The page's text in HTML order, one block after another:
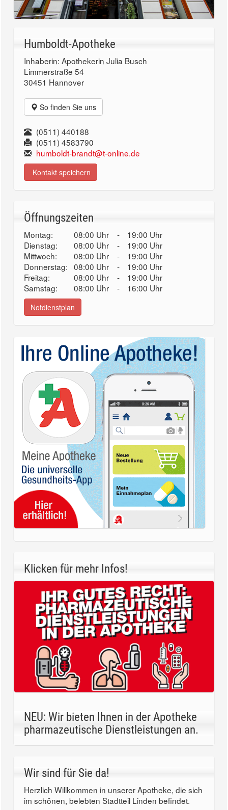
Humboldt-Apotheke
Inhaberin: Apothekerin Julia Busch
Limmerstraße 54
30451 Hannover
So finden Sie uns
(0511) 440188
(0511) 4583790
humboldt-brandt@t-online.de
Kontakt speichern
Öffnungszeiten
Montag: 08:00 Uhr -
19:00 Uhr
Dienstag:
08:00 Uhr -
19:00 Uhr
Mittwoch:
08:00 Uhr -
19:00 Uhr
Donnerstag: 08:00 Uhr -
19:00 Uhr
Freitag:
08:00 Uhr -
19:00 Uhr
Samstag:
08:00 Uhr - 16:00 Uhr
Notdienstplan
Klicken für mehr Infos!
NEU: Wir bieten Ihnen in der Apotheke
pharmazeutische Dienstleistungen an.
Wir sind für Sie da!
Herzlich Willkommen in unserer Apotheke, die sich
im schönen, belebten Stadtteil Linden befindet.